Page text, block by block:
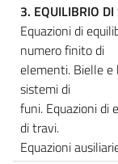
3. EQUILIBRIO DI
Equazioni di
numero finito di
elementi. Bielle e
sistemi di
funi. Equazioni di
di travi.
Equazioni